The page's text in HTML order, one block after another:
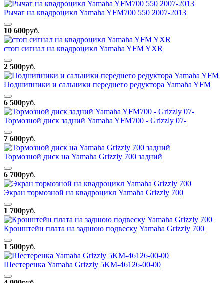
Рычаг на квадроцикл Yamaha YFM700 550 2007-2013
10 600руб.
cтоп сигнал на квадроцикл Yamaha YFM YXR
2 500руб.
Подшипники и сальники переднего редуктора Yamaha YFM
6 500руб.
Тормозной диск задний Yamaha YFM700 - Grizzly 07-
7 600руб.
Тормозной диск на Yamaha Grizzly 700 задний
6 700руб.
Экран тормозной на квадроцикл Yamaha Grizzly 700
1 700руб.
Кронштейн плата на заднюю подвеску Yamaha Grizzly 700
1 500руб.
Шестеренка Yamaha Grizzly 5KM-46126-00-00